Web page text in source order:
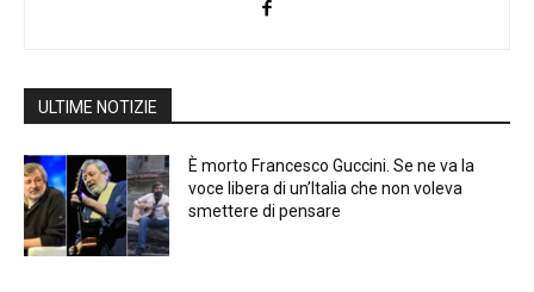
ULTIME NOTIZIE
È morto Francesco Guccini. Se ne va la
voce libera di un’Italia che non voleva
smettere di pensare